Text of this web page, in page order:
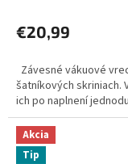
€20,99
Závesné vákuové
šatníkových skriniach.
ich po naplnení
Akcia
Tip